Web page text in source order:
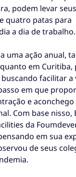
podem levar seus
quatro patas para
a dia de trabalho.
uma ação anual,
em Curitiba,
facilitar a
em que
e aconchego
Com base nisso,
da
em sua
de seus